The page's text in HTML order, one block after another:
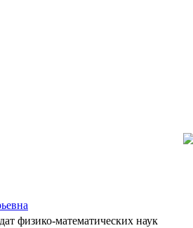
физико-математических наук